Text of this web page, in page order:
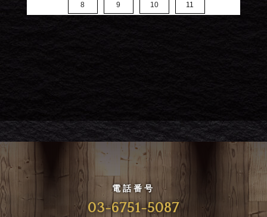
8 9 10 11
電話番号
03-6751-5087